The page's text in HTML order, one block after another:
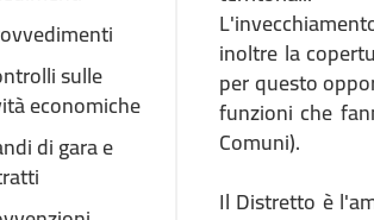
sulle
economiche
di gara e
inoltre la
per questo
funzioni che
Comuni).
Il Distretto è